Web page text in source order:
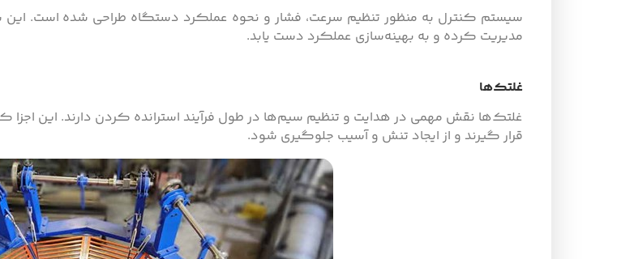
سیستم کنترل به منظور تنظیم سرعت، فشار و نحوه عملکرد دستگاه طراحی شده است. این
مدیریت کرده و به بهینه‌سازی عملکرد دست یابد.
غلتک‌ها
غلتک‌ها نقش مهمی در هدایت و تنظیم سیم‌ها در طول فرآیند استرانده کردن دارند. این
قرار گیرند و از ایجاد تنش و آسیب جلوگیری شود.